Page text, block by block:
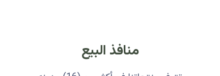
منافذ البيع